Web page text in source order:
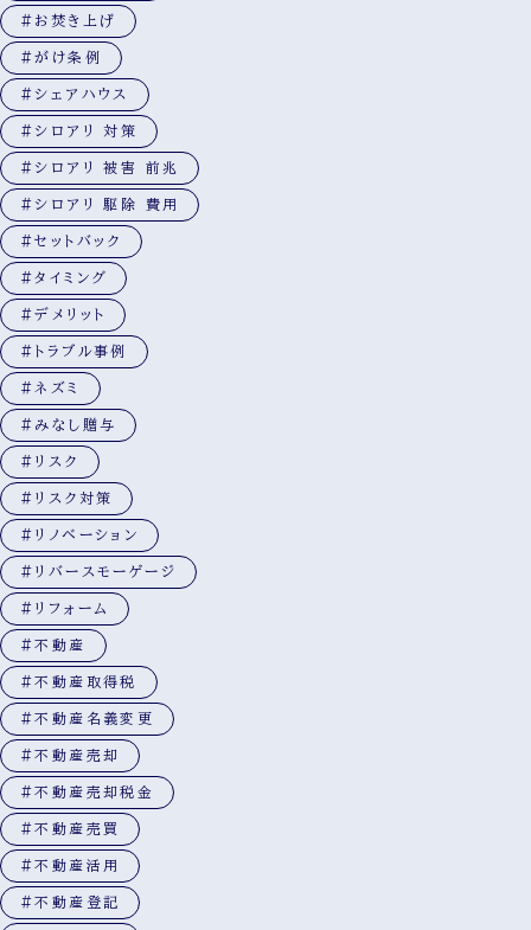
#お焚き上げ
#がけ条例
#シェアハウス
#シロアリ 対策
#シロアリ 被害 前兆
#シロアリ 駆除 費用
#セットバック
#タイミング
#デメリット
#トラブル事例
#ネズミ
#みなし贈与
#リスク
#リスク対策
#リノベーション
#リバースモーゲージ
#リフォーム
#不動産
#不動産取得税
#不動産名義変更
#不動産売却
#不動産売却税金
#不動産売買
#不動産活用
#不動産登記